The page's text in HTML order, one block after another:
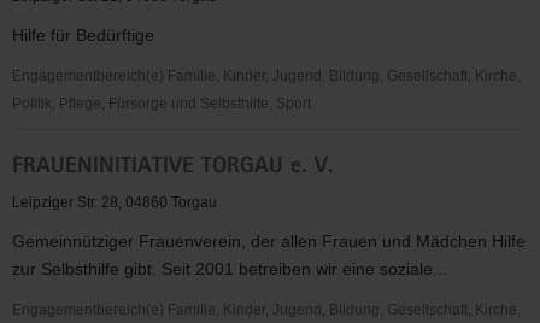
Hilfe für Bedürftige
Engagementbereich(e) Familie, Kinder, Jugend, Bildung, Gesellschaft, Kirche,
Politik, Pflege, Fürsorge und Selbsthilfe, Sport
e.V.
FRAUENINITIATIVE TORGAU e. V.
Leipziger Str. 28, 04860 Torgau
Gemeinnütziger Frauenverein, der allen Frauen und Mädchen Hilfe
zur Selbsthilfe gibt. Seit 2001 betreiben wir eine soziale...
Engagementbereich(e) Familie, Kinder, Jugend, Bildung, Gesellschaft, Kirche,